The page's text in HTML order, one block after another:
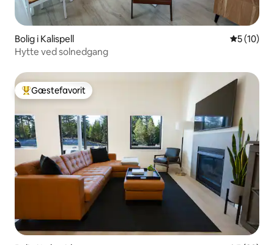
Bolig i Kalispell 5 ud af 5 i
5 (10)
Hytte ved solnedgang
Bedste gæstefavorit
Gæstefavorit